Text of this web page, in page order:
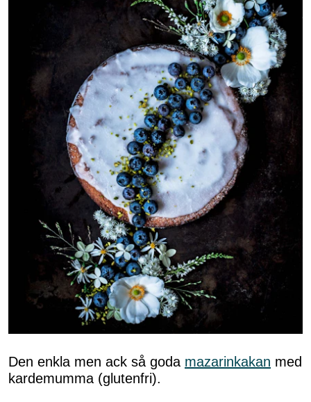
Den enkla men ack så goda mazarinkakan med
kardemumma (glutenfri).